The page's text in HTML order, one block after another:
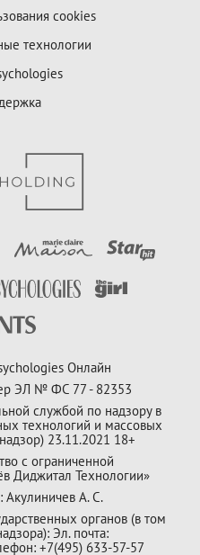
cookies
технологии
Онлайн
ЭЛ № ФС 77 - 82353
службой по надзору в
технологий и массовых
23.11.2021 18+
с ограниченной
Диджитал Технологии»
Акулиничев А. С.
органов (в том
Эл. почта:
+7(495) 633-57-57